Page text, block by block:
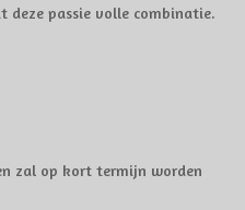
deze passie volle combinatie.
zal op kort termijn worden